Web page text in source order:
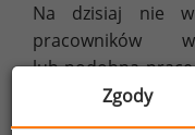
Na dzisiaj nie
pracowników
lub podobną
inną
Zgody